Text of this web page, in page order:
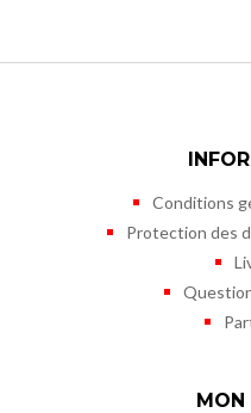
Conditions
Protection des
MON